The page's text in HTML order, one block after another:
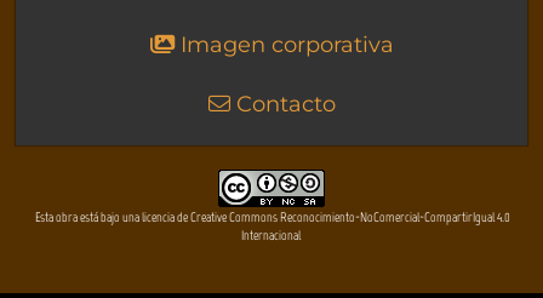
Imagen corporativa
Contacto
Esta obra está bajo una licencia de Creative Commons Reconocimiento-NoComercial-CompartirIgual 4.0
Internacional